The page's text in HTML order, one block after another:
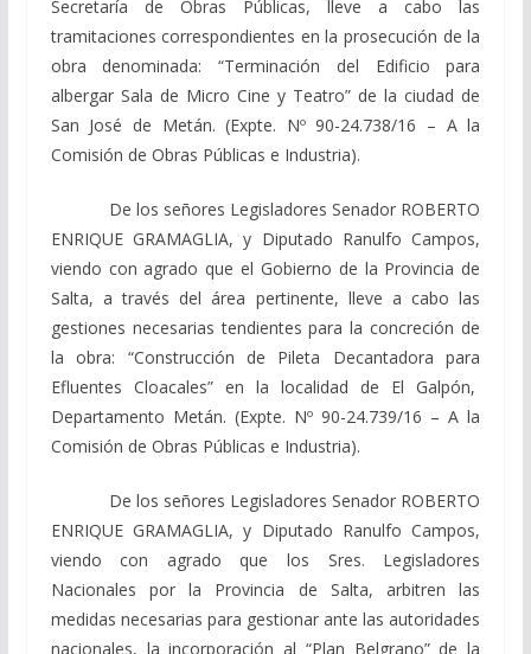
Secretaría de Obras Públicas, lleve a cabo las
tramitaciones correspondientes en la prosecución de la
obra denominada: “Terminación del Edificio para
albergar Sala de Micro Cine y Teatro” de la ciudad de
San José de Metán. (Expte. Nº 90-24.738/16 – A la
Comisión de Obras Públicas e Industria).
De los señores Legisladores Senador ROBERTO
ENRIQUE GRAMAGLIA, y Diputado RanulfoCampos,
viendo con agrado que el Gobierno de la Provincia de
Salta, a través del área pertinente, lleve a cabo las
gestiones necesarias tendientes para la concreción de
la obra: “Construcción de Pileta Decantadora para
Efluentes Cloacales” en la localidad de El Galpón,
Departamento Metán. (Expte. Nº 90-24.739/16 – A la
Comisión de Obras Públicas e Industria).
De los señores Legisladores Senador ROBERTO
ENRIQUE GRAMAGLIA, y Diputado RanulfoCampos,
viendocon agrado que los Sres. Legisladores
Nacionales por la Provincia de Salta, arbitren las
medidas necesarias para gestionar ante las autoridades
nacionales, la incorporación al “Plan Belgrano” de la